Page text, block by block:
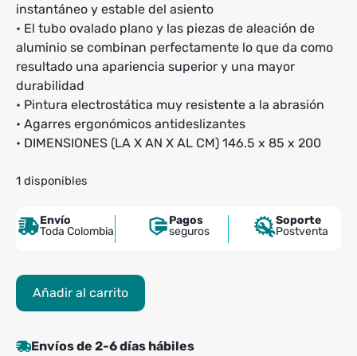
instantáneo y estable del asiento
• El tubo ovalado plano y las piezas de aleación de
aluminio se combinan perfectamente lo que da como
resultado una apariencia superior y una mayor
durabilidad
• Pintura electrostática muy resistente a la abrasión
• Agarres ergonómicos antideslizantes
• DIMENSIONES (LA X AN X AL CM) 146.5 x 85 x 200
1 disponibles
Envío
Toda Colombia
Pagos
seguros
Soporte
Postventa
Multivuelo
de
Evolution
Añadir al carrito
Envíos de 2-6 días hábiles